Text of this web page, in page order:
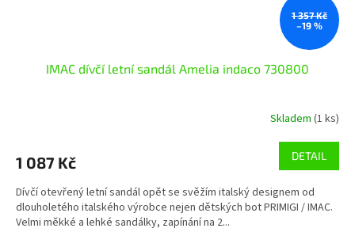
1 357 Kč
–19 %
IMAC dívčí letní sandál Amelia indaco 730800
Skladem (1 ks)
1 087 Kč DETAIL
Dívčí otevřený letní sandál opět se svěžím italský designem od
dlouholetého italského výrobce nejen dětských bot PRIMIGI / IMAC.
Velmi měkké a lehké sandálky, zapínání na 2...